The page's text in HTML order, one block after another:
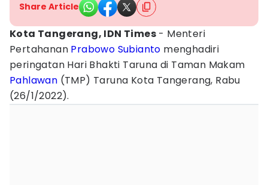
Share Article
Kota Tangerang, IDN Times - Menteri
Pertahanan Prabowo Subianto menghadiri
peringatan Hari Bhakti Taruna di Taman Makam
Pahlawan (TMP) Taruna Kota Tangerang, Rabu
(26/1/2022).